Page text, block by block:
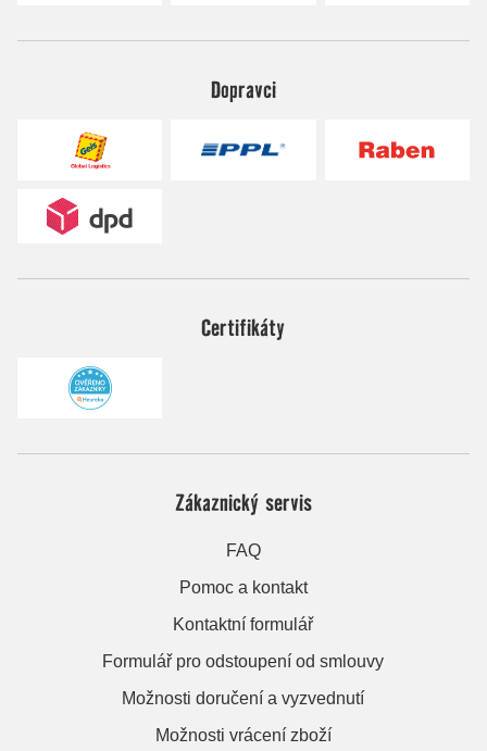
Dopravci
Certifikáty
Zákaznický servis
FAQ
Pomoc a kontakt
Kontaktní formulář
Formulář pro odstoupení od smlouvy
Možnosti doručení a vyzvednutí
Možnosti vrácení zboží